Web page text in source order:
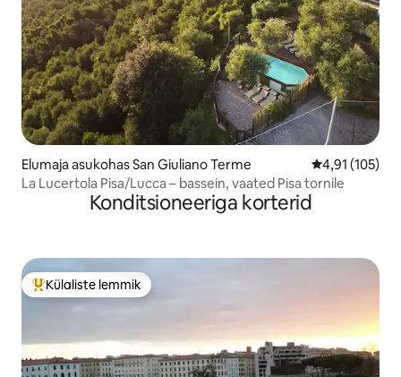
Elumaja asukohas San Giuliano Terme Keskmine
4,91 (105)
La Lucertola Pisa/Lucca – bassein, vaated Pisa tornile
Konditsioneeriga korterid
Külaliste suur lemmik
Külaliste lemmik